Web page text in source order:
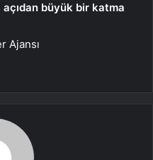
büyük bir katma
Ajansı